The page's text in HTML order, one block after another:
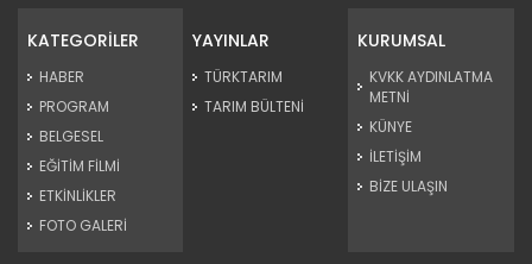
ve...
KATEGORİLER
HABER
PROGRAM
BELGESEL
EĞİTİM FİLMİ
ETKİNLİKLER
FOTO GALERİ
YAYINLAR
TÜRKTARIM
TARIM BÜLTENİ
KURUMSAL
KVKK AYDINLATMA
METNİ
KÜNYE
İLETİŞİM
BİZE ULAŞIN